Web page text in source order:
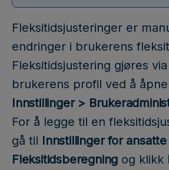
Fleksitidsjusteringer er
endringer i brukerens
Fleksitidsjustering gjøres via
brukerens profil ved å åpne
Innstillinger >
For å legge til en
gå til Innstillinger for
Fleksitidsberegning og klikk